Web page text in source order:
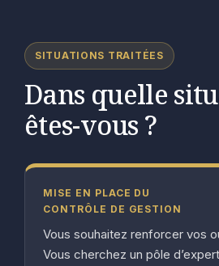
SITUATIONS TRAITÉES
Dans quelle
êtes-vous ?
MISE EN PLACE DU
CONTRÔLE DE GESTION
Vous souhaitez renforcer vos
Vous cherchez un pôle